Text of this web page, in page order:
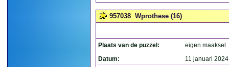
957038 Wprothese (16)
Plaats van de puzzel:
eigen maaksel
Datum:
11 januari